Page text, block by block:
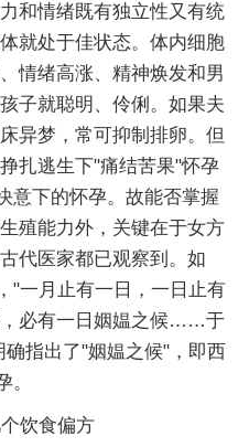
和情绪既有独立性又有统
就处于佳状态。体内细胞
情绪高涨、精神焕发和男
子就聪明、伶俐。如果夫
异梦，常可抑制排卵。但
扎逃生下"痛结苦果"怀孕
意下的怀孕。故能否掌握
殖能力外，关键在于女方
代医家都已观察到。如
"一月止有一日，一日止有
必有一日姻媪之候……于
指出了"姻媪之候"，即西
饮食偏方